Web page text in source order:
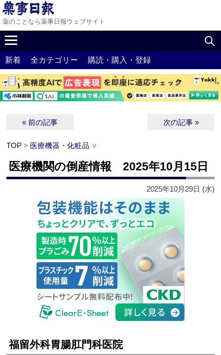
薬のことなら薬事日報ウェブサイト
新着 全カテゴリー 購読・購入・登録
« 前の記事 次の記事 »
TOP > 医療機器・化粧品 ∨
医療機関の倒産情報 2025年10月15日
2025年10月29日 (水)
福留外科胃腸肛門科医院